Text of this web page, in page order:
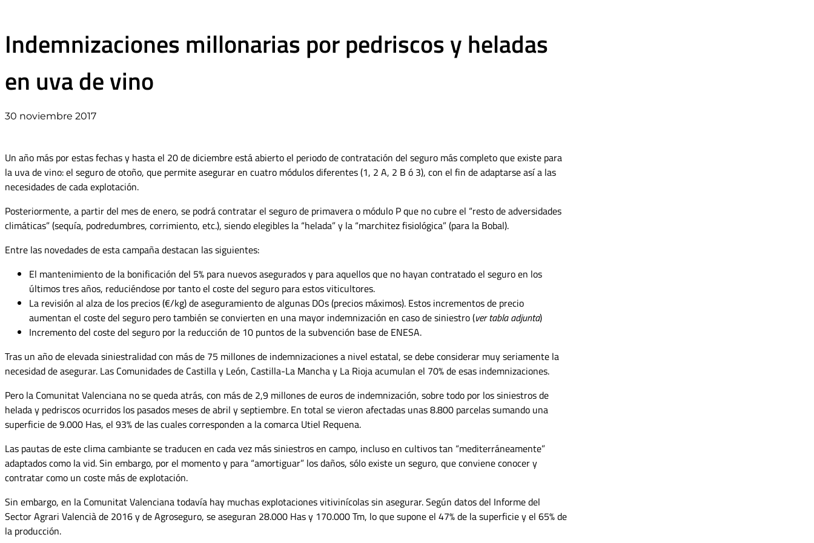
Indemnizaciones millonarias por pedriscos y heladas
en uva de vino
30 noviembre 2017
Un año más por estas fechas y has­ta el 20 de diciembre está abierto el periodo de contratación del segu­ro más completo que existe para
la uva de vino: el seguro de otoño, que permite asegurar en cuatro módulos diferentes (1, 2 A, 2 B ó 3), con el fin de adaptarse así a las
necesidades de cada explotación.
Posteriormente, a partir del mes de enero, se podrá contratar el se­guro de primavera o módulo P que no cubre el “resto de adversidades
climáticas” (sequía, podredumbres, corrimiento, etc.), siendo elegibles la “helada” y la “marchitez fisiológica” (para la Bobal).
Entre las novedades de esta cam­paña destacan las siguientes:
El mantenimiento de la bonifica­ción del 5% para nuevos asegurados y para aquellos que no hayan con­tratado el seguro en los
últimos tres años, reduciéndose por tanto el cos­te del seguro para estos viticultores.
La revisión al alza de los precios (€/kg) de aseguramiento de algunas DOs (precios máximos). Estos incre­mentos de precio
aumentan el coste del seguro pero también se convier­ten en una mayor indemnización en caso de siniestro (ver tabla adjunta)
Incremento del coste del seguro por la reducción de 10 puntos de la subvención base de ENESA.
Tras un año de elevada siniestra­lidad con más de 75 millones de in­demnizaciones a nivel estatal, se debe considerar muy seriamente la
necesidad de asegurar. Las Comuni­dades de Castilla y León, Castilla-La Mancha y La Rioja acumulan el 70% de esas indemnizaciones.
Pero la Comunitat Valenciana no se queda atrás, con más de 2,9 millones de euros de indemnización, sobre todo por los siniestros de
helada y pedriscos ocurridos los pasados me­ses de abril y septiembre. En total se vieron afectadas unas 8.800 parce­las sumando una
superficie de 9.000 Has, el 93% de las cuales correspon­den a la comarca Utiel Requena.
Las pautas de este clima cam­biante se traducen en cada vez más siniestros en campo, incluso en cultivos tan “mediterráneamente”
adaptados como la vid. Sin embargo, por el momento y para “amortiguar” los daños, sólo existe un seguro, que conviene conocer y
contratar como un coste más de explotación.
Sin embargo, en la Comunitat Va­lenciana todavía hay muchas explo­taciones vitivinícolas sin asegurar. Según datos del Informe del
Sector Agrari Valencià de 2016 y de Agro­seguro, se aseguran 28.000 Has y 170.000 Tm, lo que supone el 47% de la superficie y el 65% de
la producción.